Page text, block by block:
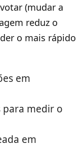
(mudar a
reduz o
o mais rápido
em
para medir o
em